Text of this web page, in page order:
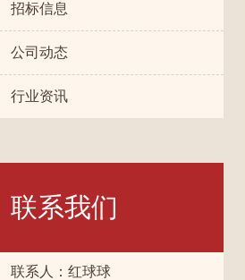
招标信息
公司动态
行业资讯
联系我们
联系人：红球球